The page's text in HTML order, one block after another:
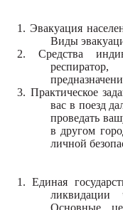
1. Эвакуация
Виды
2. Средства
3. Практическое
вас в поезд
проведать
в другом
личной
1. Единая
ликвидации
Основные